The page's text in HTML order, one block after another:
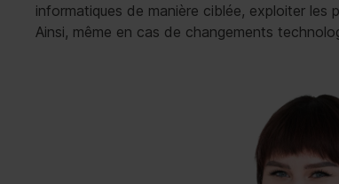
informatiques de manière ciblée, exploiter
Ainsi, même en cas de changements